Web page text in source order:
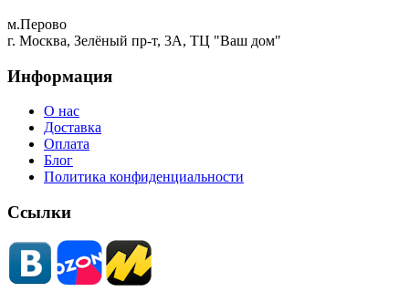
м.Перово
г. Москва, Зелёный пр-т, 3А, ТЦ "Ваш дом"
Информация
О нас
Доставка
Оплата
Блог
Политика конфиденциальности
Ссылки